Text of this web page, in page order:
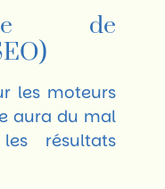
de
les moteurs
aura du mal
résultats